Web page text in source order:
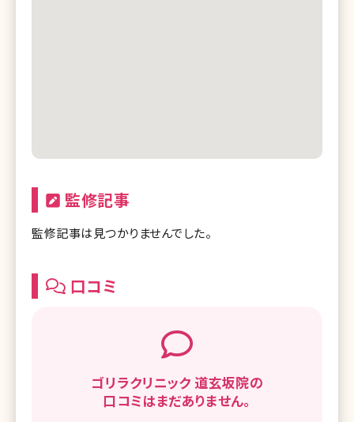
監修記事
監修記事は見つかりませんでした。
口コミ
ゴリラクリニック 道玄坂院の
口コミはまだありません。